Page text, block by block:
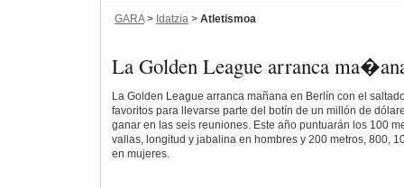
GARA> Idatzia > Atletismoa
La Golden League arranca
La Golden League arranca mañana en Berlín con el
favoritos para llevarse parte del botín de un millón de
ganar en las seis reuniones. Este año puntuarán los 100
vallas, longitud y jabalina en hombres y 200 metros, 800,
en mujeres.